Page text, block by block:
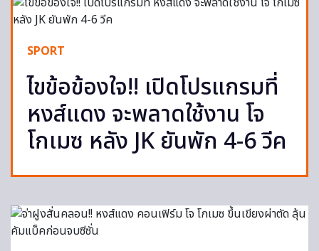
SPORT
ไขข้อข้องใจ!! เปิดโปรแกรมที่
หงส์แดง จะพลาดใช้งาน โจ
โกเมซ หลัง JK ยันพัก 4-6 วีค